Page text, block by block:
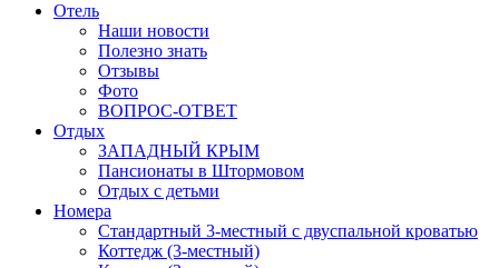
Отель
Наши новости
Полезно знать
Отзывы
Фото
ВОПРОС-ОТВЕТ
Отдых
ЗАПАДНЫЙ КРЫМ
Пансионаты в Штормовом
Отдых с детьми
Номера
Стандартный 3-местный с двуспальной кроватью
Коттедж (3-местный)